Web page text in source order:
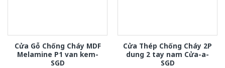
Cửa Gỗ Chống Cháy MDF
Melamine P1 van kem-
SGD
Cửa Thép Chống Cháy 2P
dung 2 tay nam Cửa-a-
SGD